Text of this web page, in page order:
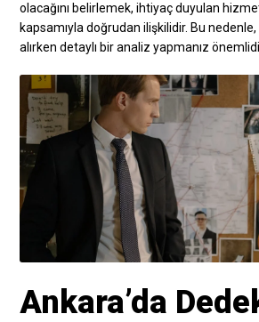
olacağını belirlemek, ihtiyaç duyulan
kapsamıyla doğrudan ilişkilidir. Bu
alırken detaylı bir analiz yapmanız
Ankara’da